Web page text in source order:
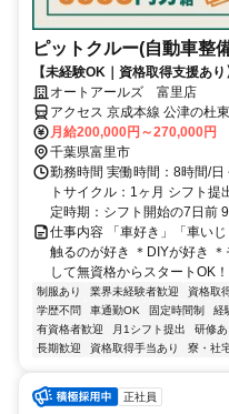
ピットクルー(自動車整
【未経験OK｜資格取得支援あ
る！《年間休日115日／残業代1
オートアールズ 富里店
アクセス 京成本線 公津の杜
京成成田東口徒歩約44分、京
津の杜駅から車で6分
月給200,000円～270,000円
千葉県富里市
勤務時間 実働時間：8時間/
トサイクル：1ヶ月 シフト
定時期：シフト開始の7日前
仕事内容 「車好き」「車い
触るのが好き ＊DIYが好き
して無資格からスタートOK
制服あり 業界未経験者歓迎 資格取
学歴不問
車通勤OK 固定時間制 経
有資格者歓迎
月1シフト提出 研修あ
長期歓迎
資格取得手当あり 寮・社
正社員